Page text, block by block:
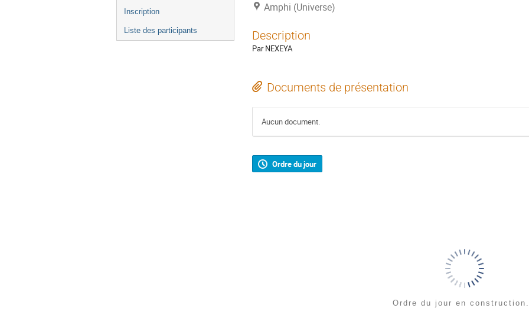
Inscription
Liste des participants
Amphi (Universe)
Description
Par NEXEYA
Documents de présentation
Aucun document.
Ordre du jour
Ordre du jour en